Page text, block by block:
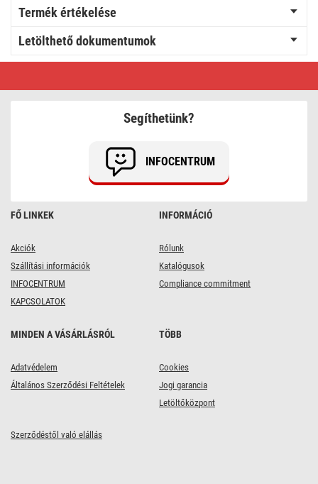
Termék értékelése
Letölthető dokumentumok
FŐ LINKEK
Akciók
Szállítási információk
INFOCENTRUM
KAPCSOLATOK
INFORMÁCIÓ
Rólunk
Katalógusok
Compliance commitment
MINDEN A VÁSÁRLÁSRÓL
Adatvédelem
Általános Szerződési Feltételek
TÖBB
Cookies
Jogi garancia
Letöltőközpont
Szerződéstől való elállás
Segíthetünk?
INFOCENTRUM